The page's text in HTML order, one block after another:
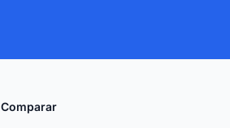
Comparar